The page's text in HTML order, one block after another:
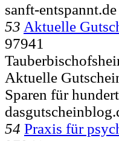
sanft-entspannt.de
53 Aktuelle
97941
Aktuelle
Sparen für
54 Praxis für